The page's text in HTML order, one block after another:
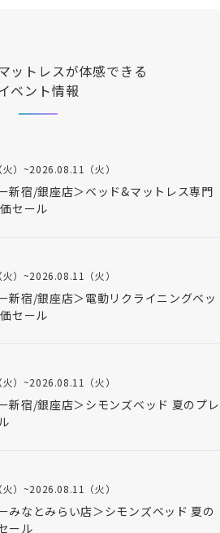
ットレスが体感できる
ベント情報
） ~2026.08.11（火）
新宿/銀座店＞ベッド&マットレス専門
セール
） ~2026.08.11（火）
新宿/銀座店＞電動リクライニングベッ
セール
） ~2026.08.11（火）
新宿/銀座店＞シモンズベッド 夏のプレ
） ~2026.08.11（火）
みなとみらい店＞シモンズベッド 夏の
ール